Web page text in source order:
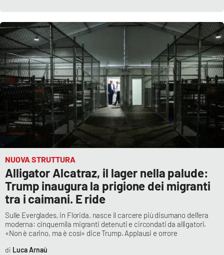
NUOVA STRUTTURA
Alligator Alcatraz, il lager nella palude:
Trump inaugura la prigione dei migranti
tra i caimani. E ride
Sulle Everglades, in Florida, nasce il carcere più disumano dell’era
moderna: cinquemila migranti detenuti e circondati da alligatori.
«Non è carino, ma è così» dice Trump. Applausi e orrore
Luca Arnaù